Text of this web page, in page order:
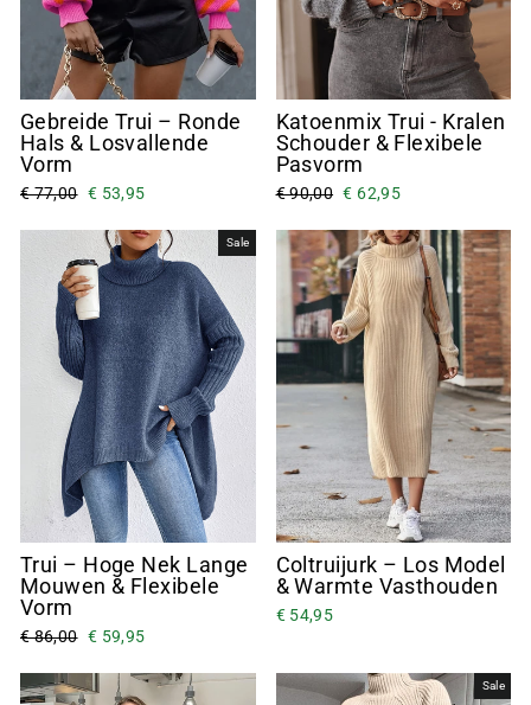
Gebreide Trui – Ronde
Hals & Losvallende
Vorm
€ 77,00 € 53,95
Katoenmix Trui - Kralen
Schouder & Flexibele
Pasvorm
€ 90,00 € 62,95
Sale
Trui – Hoge Nek Lange
Mouwen & Flexibele
Vorm
€ 86,00 € 59,95
Coltruijurk – Los Model
& Warmte Vasthouden
€ 54,95
Sale